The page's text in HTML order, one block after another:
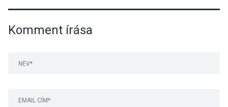
Komment írása